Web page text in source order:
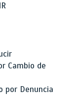
Cambio de
por Denuncia